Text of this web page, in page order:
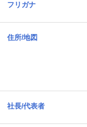
フリガナ
住所/地図
社長/代表者